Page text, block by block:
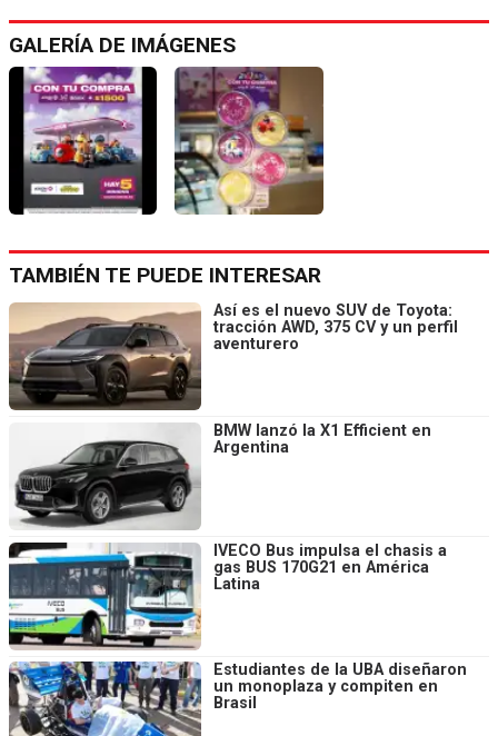
GALERÍA DE IMÁGENES
TAMBIÉN TE PUEDE INTERESAR
Así es el nuevo SUV de Toyota:
tracción AWD, 375 CV y un perfil
aventurero
BMW lanzó la X1 Efficient en
Argentina
IVECO Bus impulsa el chasis a
gas BUS 170G21 en América
Latina
Estudiantes de la UBA diseñaron
un monoplaza y compiten en
Brasil